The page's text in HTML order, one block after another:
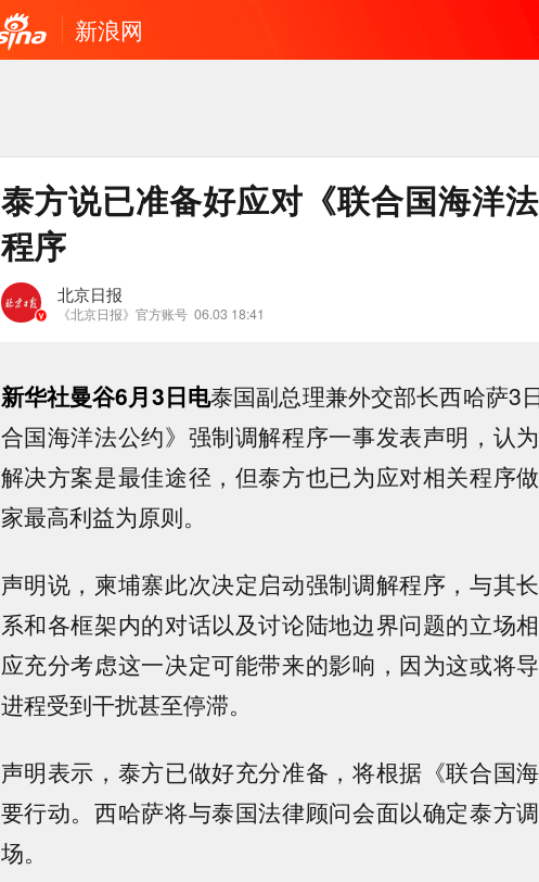
新浪网
泰方说已准备好应对《联合国海洋
程序
北京日报
《北京日报》官方账号 06.03 18:41
新华社曼谷6月3日电泰国副总理兼外交部长西哈萨3
合国海洋法公约》强制调解程序一事发表声明，认
解决方案是最佳途径，但泰方也已为应对相关程序
家最高利益为原则。
声明说，柬埔寨此次决定启动强制调解程序，与其
系和各框架内的对话以及讨论陆地边界问题的立场
应充分考虑这一决定可能带来的影响，因为这或将
进程受到干扰甚至停滞。
声明表示，泰方已做好充分准备，将根据《联合国
要行动。西哈萨将与泰国法律顾问会面以确定泰方
场。